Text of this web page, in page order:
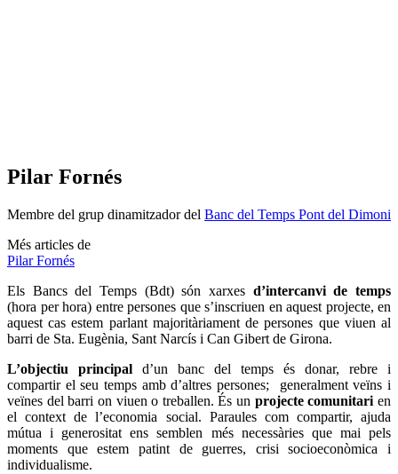
Pilar Fornés
Membre del grup dinamitzador del Banc del Temps Pont del Dimoni
Més articles de
Pilar Fornés
Els Bancs del Temps (Bdt) són xarxes d’intercanvi de temps
(hora per hora) entre persones que s’inscriuen en aquest projecte, en
aquest cas estem parlant majoritàriament de persones que viuen al
barri de Sta. Eugènia, Sant Narcís i Can Gibert de Girona.
L’objectiu principal d’un banc del temps és donar, rebre i
compartir el seu temps amb d’altres persones; generalment veïns i
veïnes del barri on viuen o treballen. És un projecte comunitari en
el context de l’economia social. Paraules com compartir, ajuda
mútua i generositat ens semblen més necessàries que mai pels
moments que estem patint de guerres, crisi socioeconòmica i
individualisme.